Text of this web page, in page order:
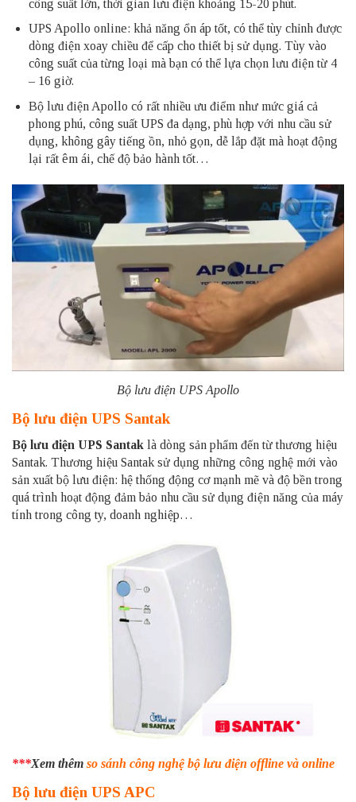
công suất lớn, thời gian lưu điện khoảng 15-20 phút.
UPS Apollo online: khả năng ổn áp tốt, có thể tùy chỉnh được
dòng điện xoay chiều để cấp cho thiết bị sử dụng. Tùy vào
công suất của từng loại mà bạn có thể lựa chọn lưu điện từ 4
– 16 giờ.
Bộ lưu điện Apollo có rất nhiều ưu điểm như mức giá cả
phong phú, công suất UPS đa dạng, phù hợp với nhu cầu sử
dụng, không gây tiếng ồn, nhỏ gọn, dễ lắp đặt mà hoạt động
lại rất êm ái, chế độ bảo hành tốt…
Bộ lưu điện UPS Apollo
Bộ lưu điện UPS Santak
Bộ lưu điện UPS Santak là dòng sản phẩm đến từ thương hiệu
Santak. Thương hiệu Santak sử dụng những công nghệ mới vào
sản xuất bộ lưu điện: hệ thống động cơ mạnh mẽ và độ bền trong
quá trình hoạt động đảm bảo nhu cầu sử dụng điện năng của máy
tính trong công ty, doanh nghiệp…
***Xem thêm so sánh công nghệ bộ lưu điện offline và online
Bộ lưu điện UPS APC